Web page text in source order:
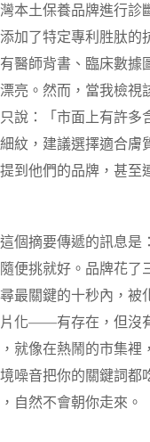
本土保養品牌進行診
加了特定專利胜肽的
醫師背書、臨床數據
亮。然而，當我檢視
說：「市面上有許多
紋，建議選擇適合膚
到他們的品牌，甚至
個摘要傳遞的訊息是
便挑就好。品牌花了
最關鍵的十秒內，被
化——有存在，但沒
就像在熱鬧的市集裡
噪音把你的關鍵詞都
自然不會朝你走來。